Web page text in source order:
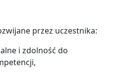
przez uczestnika:
i zdolność do